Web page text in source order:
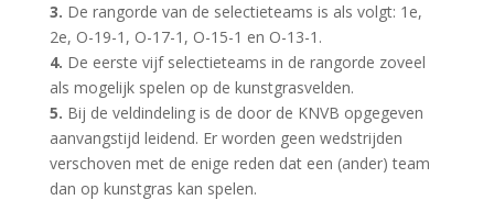
3. De rangorde van de selectieteams is als volgt: 1e,
2e, O-19-1, O-17-1, O-15-1 en O-13-1.
4. De eerste vijf selectieteams in de rangorde zoveel
als mogelijk spelen op de kunstgrasvelden.
5. Bij de veldindeling is de door de KNVB opgegeven
aanvangstijd leidend. Er worden geen wedstrijden
verschoven met de enige reden dat een (ander) team
dan op kunstgras kan spelen.